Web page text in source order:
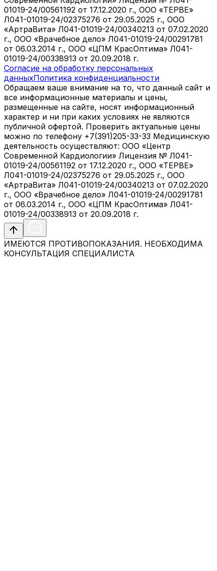
01019-24/00561192 от 17.12.2020 г., ООО «ТЕРВЕ»
Л041-01019-24/02375276 от 29.05.2025 г., ООО
«АртраВита» Л041-01019-24/00340213 от 07.02.2020
г., ООО «Врачебное дело» Л041-01019-24/00291781
от 06.03.2014 г., ООО «ЦПМ КрасОптима» Л041-
01019-24/00338913 от 20.09.2018 г.
Согласие на обработку персональных
данныхПолитика конфиденциальности
Обращаем ваше внимание на то, что данный сайт и
все информационные материалы и цены,
размещенные на сайте, носят информационный
характер и ни при каких условиях не являются
публичной офертой. Проверить актуальные цены
можно по телефону +7(391)205-33-33 Медицинскую
деятельность осуществляют: ООО «Центр
Современной Кардиологии» Лицензия № Л041-
01019-24/00561192 от 17.12.2020 г., ООО «ТЕРВЕ»
Л041-01019-24/02375276 от 29.05.2025 г., ООО
«АртраВита» Л041-01019-24/00340213 от 07.02.2020
г., ООО «Врачебное дело» Л041-01019-24/00291781
от 06.03.2014 г., ООО «ЦПМ КрасОптима» Л041-
01019-24/00338913 от 20.09.2018 г.
ИМЕЮТСЯ ПРОТИВОПОКАЗАНИЯ. НЕОБХОДИМА
КОНСУЛЬТАЦИЯ СПЕЦИАЛИСТА